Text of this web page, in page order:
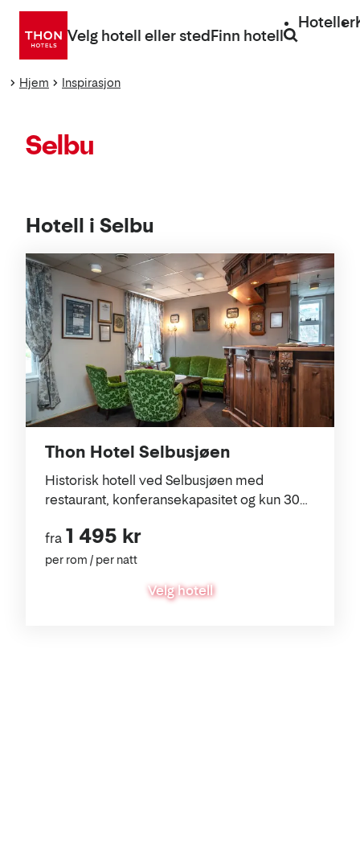
Gå
direkte
Velg hotell eller stedFinn hotell
Hoteller
Hjem Inspirasjon
Selbu
Hotell i Selbu
Thon Hotel Selbusjøen
Historisk hotell ved Selbusjøen med
restaurant, konferansekapasitet og kun 30
fra 1 495 kr
per rom / per natt
Velg hotell